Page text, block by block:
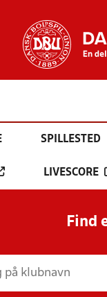
SPILLESTED
LIVESCORE
Find